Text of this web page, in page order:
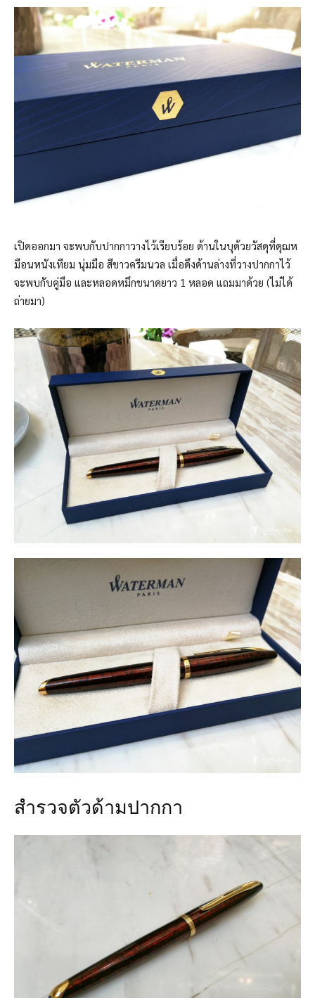
เปิดออกมา จะพบกับปากกาวางไว้เรียบร้อย ด้านในบุด้วยวัสดุที่ดุฌห
มือนหนังเทียม นุ่มมือ สีขาวครีมนวล เมื่อดึงด้านล่างที่วางปากกาไว้
จะพบกับคู่มือ และหลอดหมึกขนาดยาว 1 หลอด แถมมาด้วย (ไม่ได้
ถ่ายมา)
สำรวจตัวด้ามปากกา